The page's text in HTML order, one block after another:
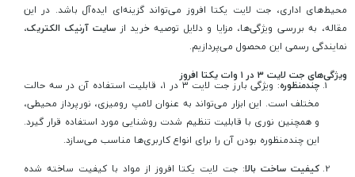
محیط‌های اداری، جت لایت یکتا افروز می‌تواند گزینه‌ای ایده‌آل باشد. در این
مقاله، به بررسی ویژگی‌ها، مزایا و دلایل توصیه خرید از سایت آرنیک الکتریک،
نمایندگی رسمی این محصول می‌پردازیم.
ویژگی‌های جت لایت ۳ در ۱ وات یکتا افروز
چندمنظوره
: ویژگی بارز جت لایت ۳ در ۱، قابلیت استفاده آن در سه حالت
مختلف است. این ابزار می‌تواند به عنوان لامپ رومیزی، نورپرداز محیطی،
و همچنین نوری با قابلیت تنظیم شدت روشنایی مورد استفاده قرار گیرد.
این چندمنظوره بودن آن را برای انواع کاربری‌ها مناسب می‌سازد.
کیفیت ساخت بالا: جت لایت یکتا افروز از مواد با کیفیت ساخته شده